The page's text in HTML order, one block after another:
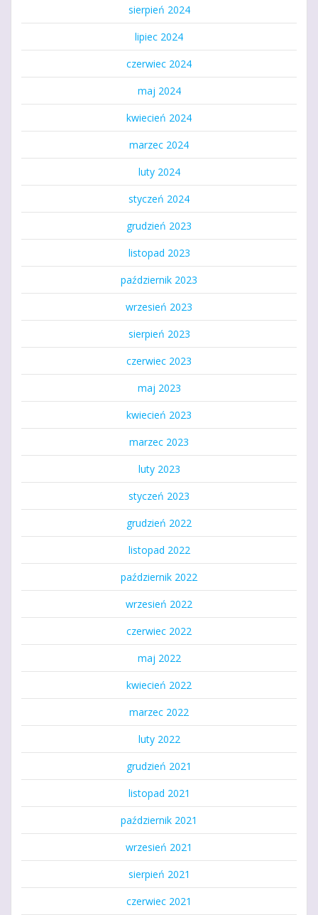
sierpień 2024
lipiec 2024
czerwiec 2024
maj 2024
kwiecień 2024
marzec 2024
luty 2024
styczeń 2024
grudzień 2023
listopad 2023
październik 2023
wrzesień 2023
sierpień 2023
czerwiec 2023
maj 2023
kwiecień 2023
marzec 2023
luty 2023
styczeń 2023
grudzień 2022
listopad 2022
październik 2022
wrzesień 2022
czerwiec 2022
maj 2022
kwiecień 2022
marzec 2022
luty 2022
grudzień 2021
listopad 2021
październik 2021
wrzesień 2021
sierpień 2021
czerwiec 2021